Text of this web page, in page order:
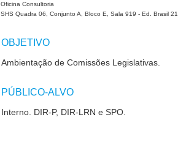
Oficina Consultoria
SHS Quadra 06, Conjunto A, Bloco E, Sala 919 - Ed. Brasil
OBJETIVO
Ambientação de Comissões Legislativas.
PÚBLICO-ALVO
Interno. DIR-P, DIR-LRN e SPO.